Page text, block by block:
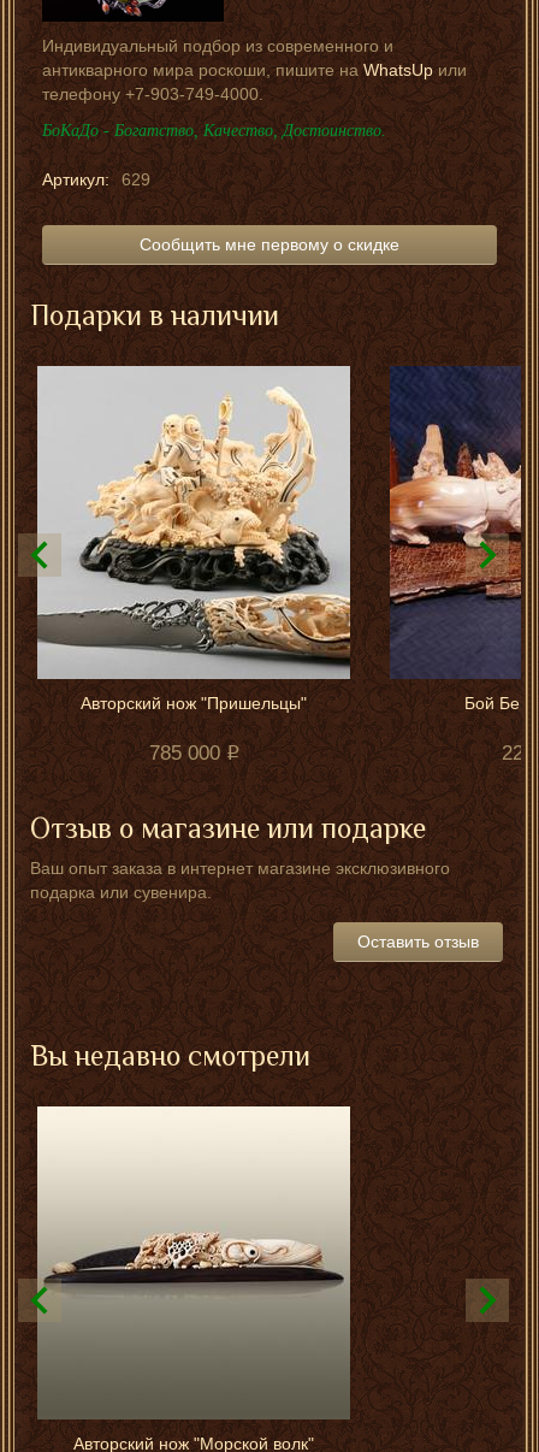
Индивидуальный подбор из современного и
антикварного мира роскоши, пишите наWhatsUpили
телефону +7-903-749-4000.
БоКаДо - Богатство, Качество, Достоинство.
Артикул: 629
Сообщить мне первому о скидке
Подарки в наличии
Авторский нож "Пришельцы"
785 000
Бой
220
Отзыв о магазине или подарке
Ваш опыт заказа в интернет магазине эксклюзивного
подарка или сувенира.
Оставить отзыв
Вы недавно смотрели
Авторский нож "Морской волк"